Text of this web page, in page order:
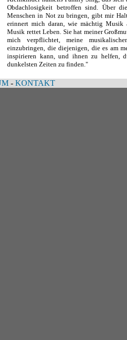
Obdachlosigkeit betroffen sind. Über
Menschen in Not zu bringen, gibt mir
erinnert mich daran, wie mächtig Musik
Musik rettet Leben. Sie hat meiner
mich verpflichtet, meine
einzubringen, die diejenigen, die es am
inspirieren kann, und ihnen zu helfen,
dunkelsten Zeiten zu finden."
- KONTAKT